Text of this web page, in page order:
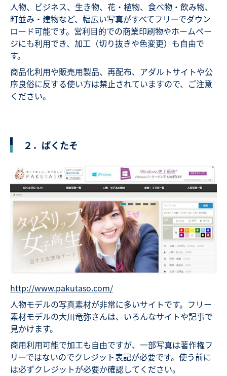
人物、ビジネス、生き物、花・植物、食べ物・飲み物、
町並み・建物など、幅広い写真がすべてフリーでダウン
ロード可能です。営利目的での商業印刷物やホームペー
ジにも利用でき、加工（切り抜きや色変更）も自由で
す。
商品化利用や販売用製品、再配布、アダルトサイトや公
序良俗に反する使い方は禁止されていますので、ご注意
ください。
２．ぱくたそ
http://www.pakutaso.com/
人物モデルの写真素材が非常に多いサイトです。フリー
素材モデルの大川竜弥さんは、いろんなサイトや記事で
見かけます。
商用利用可能で加工も自由ですが、一部写真は著作権フ
リーではないのでクレジット表記が必要です。使う前に
は必ずクレジットが必要か確認してください。